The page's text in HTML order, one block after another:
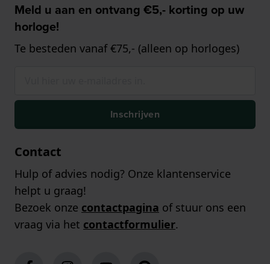
Meld u aan en ontvang €5,- korting op uw
horloge!
Te besteden vanaf €75,- (alleen op horloges)
Inschrijven
Contact
Hulp of advies nodig? Onze klantenservice
helpt u graag!
Bezoek onze contactpagina of stuur ons een
vraag via het contactformulier.